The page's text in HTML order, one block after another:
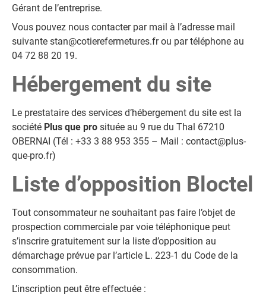
Gérant de l’entreprise.
Vous pouvez nous contacter par mail à l’adresse mail
suivante stan@cotierefermetures.frou par téléphone au
04 72 88 20 19.
Hébergement du site
Le prestataire des services d’hébergement du site est la
société Plus que pro située au 9 rue du Thal 67210
OBERNAI (Tél : +33 3 88 953 355 – Mail : contact@plus-
que-pro.fr)
Liste d’opposition Bloctel
Tout consommateur ne souhaitant pas faire l’objet de
prospection commerciale par voie téléphonique peut
s’inscrire gratuitement sur la liste d’opposition au
démarchage prévue par l’article L. 223-1 du Code de la
consommation.
L’inscription peut être effectuée :